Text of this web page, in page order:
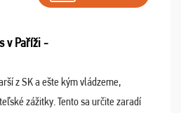
v Paříži -
z SK a ešte kým vládzeme,
zážitky. Tento sa určite zaradí